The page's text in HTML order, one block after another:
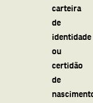
carteira
de
identidade
ou
certidão
de